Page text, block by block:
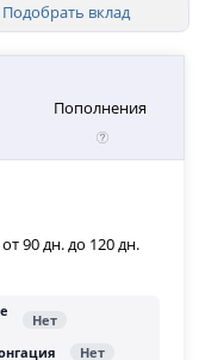
Подобрать вклад
Пополнения
от 90 дн. до 120 дн.